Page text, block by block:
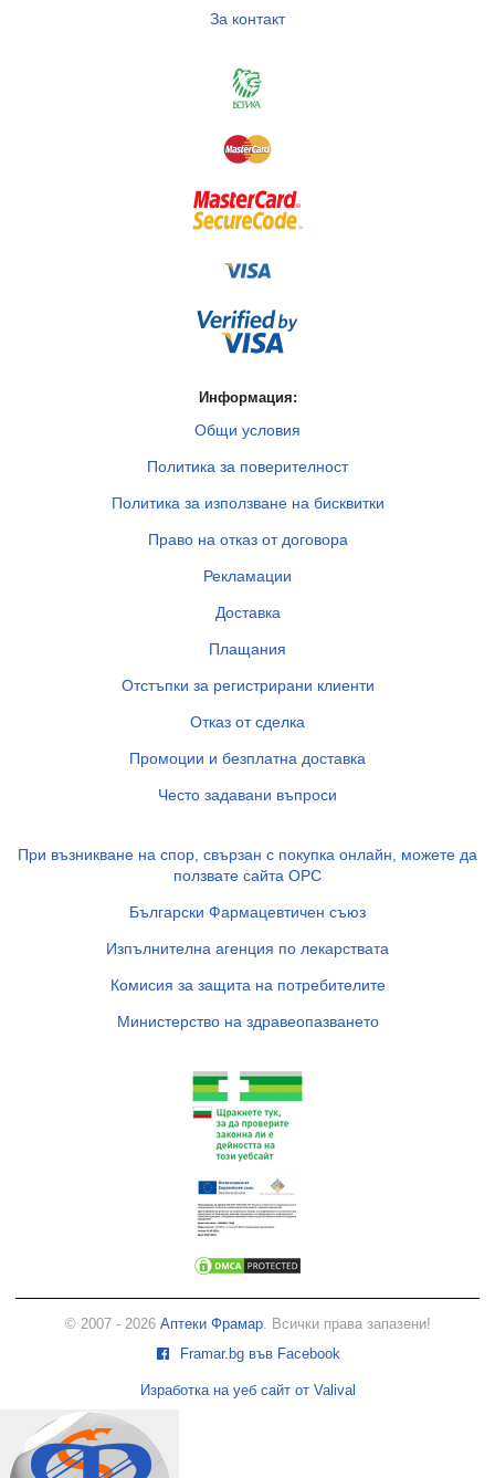
За контакт
Информация:
Общи условия
Политика за поверителност
Политика за използване на бисквитки
Право на отказ от договора
Рекламации
Доставка
Плащания
Отстъпки за регистрирани клиенти
Отказ от сделка
Промоции и безплатна доставка
Често задавани въпроси
При възникване на спор, свързан с покупка онлайн, можете да
ползвате сайта ОРС
Български Фармацевтичен съюз
Изпълнителна агенция по лекарствата
Комисия за защита на потребителите
Министерство на здравеопазването
© 2007 - 2026 Аптеки Фрамар. Всички права запазени!
Framar.bg във Facebook
Изработка на уеб сайт от Valival